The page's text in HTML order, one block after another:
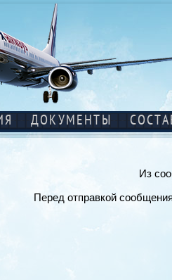
ДОКУМЕНТЫ
Из
Перед отправкой